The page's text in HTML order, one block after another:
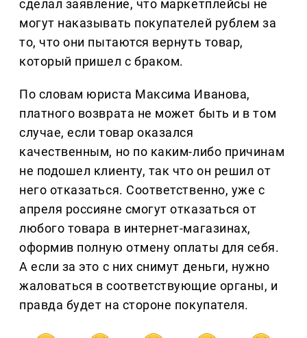
сделал заявление, что маркетплейсы не
могут наказывать покупателей рублем за
то, что они пытаются вернуть товар,
который пришел с браком.
По словам юриста Максима Иванова,
платного возврата не может быть и в том
случае, если товар оказался
качественным, но по каким-либо причинам
не подошел клиенту, так что он решил от
него отказаться. Соответственно, уже с
апреля россияне смогут отказаться от
любого товара в интернет-магазинах,
оформив полную отмену оплаты для себя.
А если за это с них снимут деньги, нужно
жаловаться в соответствующие органы, и
правда будет на стороне покупателя.